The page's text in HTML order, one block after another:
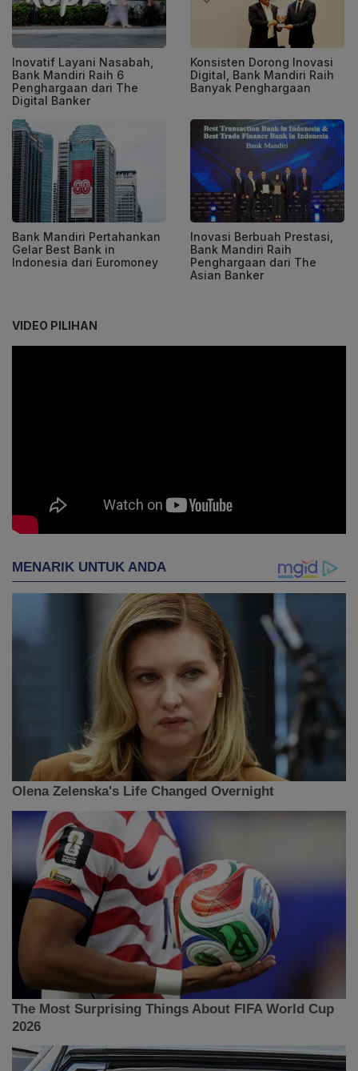
Inovatif Layani Nasabah,
Bank Mandiri Raih 6
Penghargaan dari The
Digital Banker
Konsisten Dorong Inovasi
Digital, Bank Mandiri Raih
Banyak Penghargaan
Bank Mandiri Pertahankan
Gelar Best Bank in
Indonesia dari Euromoney
Inovasi Berbuah Prestasi,
Bank Mandiri Raih
Penghargaan dari The
Asian Banker
VIDEO PILIHAN